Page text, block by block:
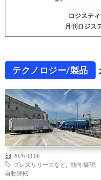
ロジステ
月刊ロジス
テクノロジー/製品
2026.08.08
プレスリリースなど
動向/展望
自動運転